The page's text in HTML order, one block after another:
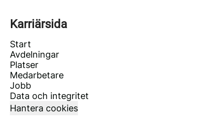
Karriärsida
Start
Avdelningar
Platser
Medarbetare
Jobb
Data och integritet
Hantera cookies